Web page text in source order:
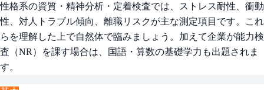
性格系の資質・精神分析・定着検査では、ストレス耐性、衝動
性、対人トラブル傾向、離職リスクが主な測定項目です。これ
らを理解した上で自然体で臨みましょう。加えて企業が能力検
査（NR）を課す場合は、国語・算数の基礎学力も出題されま
す。